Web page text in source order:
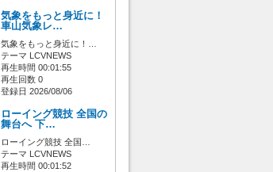
気象をもっと身近に！
車山気象レ…
気象をもっと身近に！…
テーマ LCVNEWS
再生時間 00:01:55
再生回数 0
登録日 2026/08/06
ローイング競技 全国の
舞台へ 下…
ローイング競技 全国…
テーマ LCVNEWS
再生時間 00:01:52